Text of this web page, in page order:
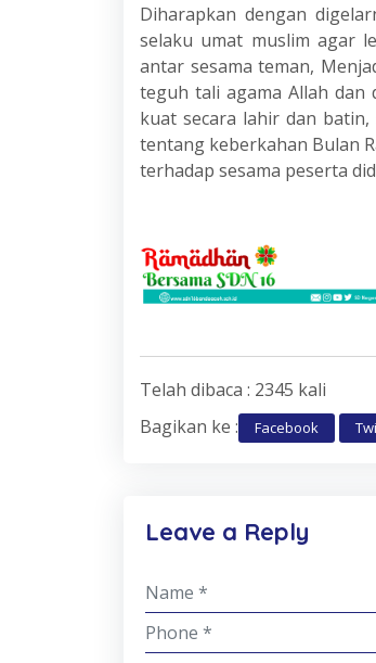
Diharapkan dengan
selaku umat muslim agar
antar sesama teman,
teguh tali agama Allah dan
kuat secara lahir dan
tentang keberkahan Bulan
terhadap sesama peserta
Telah dibaca : 2345 kali
Bagikan ke :
Facebook
Leave a Reply